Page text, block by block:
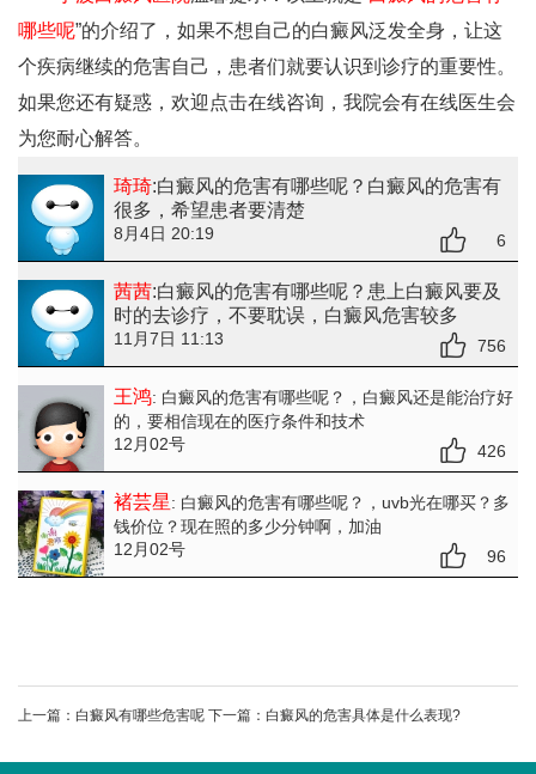
哪些呢”的介绍了，如果不想自己的白癜风泛发全身，让这
个疾病继续的危害自己，患者们就要认识到诊疗的重要性。
如果您还有疑惑，欢迎点击在线咨询，我院会有在线医生会
为您耐心解答。
琦琦:白癜风的危害有哪些呢？白癜风的危害有
很多，希望患者要清楚
8月4日 20:19 6
茜茜:白癜风的危害有哪些呢？患上白癜风要及
时的去诊疗，不要耽误，白癜风危害较多
11月7日 11:13 756
王鸿: 白癜风的危害有哪些呢？ ，白癜风还是能治疗好
的，要相信现在的医疗条件和技术
12月02号
426
褚芸星: 白癜风的危害有哪些呢？ ，uvb光在哪买？多
钱价位？现在照的多少分钟啊，加油
12月02号
96
上一篇： 白癜风有哪些危害呢 下一篇： 白癜风的危害具体是什么表现?